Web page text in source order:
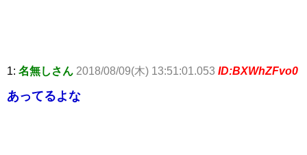
1: 名無しさん 2018/08/09(木) 13:51:01.053 ID:BXWhZFvo0
あってるよな